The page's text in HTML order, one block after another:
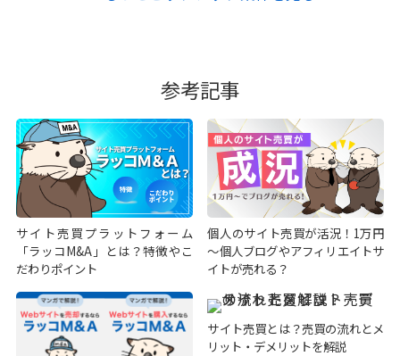
参考記事
サイト売買プラットフォーム
「ラッコM&A」とは？特徴やこ
だわりポイント
個人のサイト売買が活況！1万円
～個人ブログやアフィリエイトサ
イトが売れる？
サイト売買とは？売買の流れとメ
リット・デメリットを解説